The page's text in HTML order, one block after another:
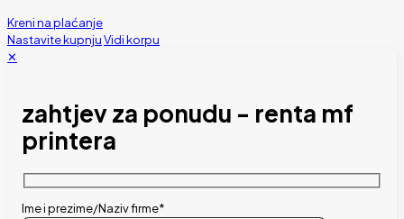
Kreni na plaćanje
Nastavite kupnjuVidi korpu
✕
zahtjev za ponudu - renta mf
printera
Ime i prezime/Naziv firme*